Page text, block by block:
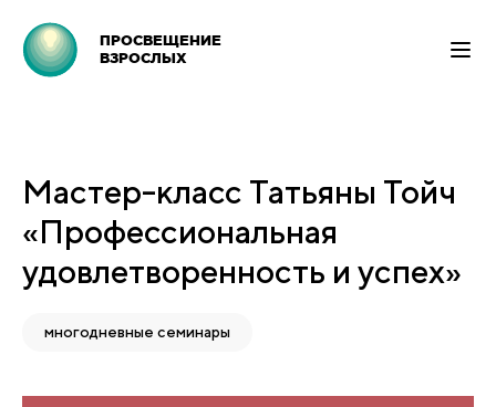
ПРОСВЕЩЕНИЕ
ВЗРОСЛЫХ
Мастер-класс Татьяны Тойч
«Профессиональная
удовлетворенность и успех»
многодневные семинары